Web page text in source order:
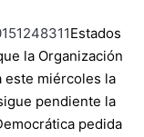
Estados
la Organización
este miércoles la
pendiente la
pedida